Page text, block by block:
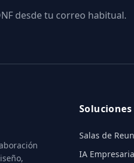
desde tu correo habitual.
Soluciones
Salas de
IA